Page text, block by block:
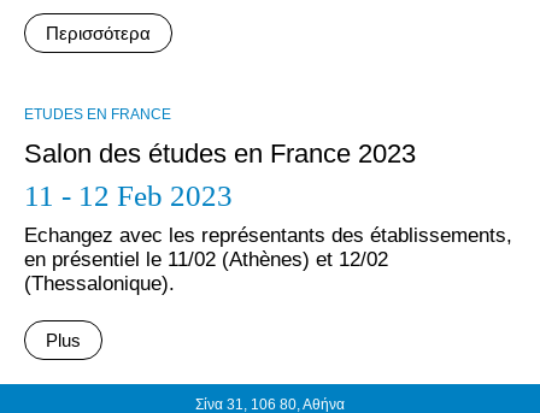
Περισσότερα
ΕTUDES EN FRANCE
Salon des études en France 2023
11 - 12 Feb 2023
Echangez avec les représentants des établissements,
en présentiel le 11/02 (Athènes) et 12/02
(Thessalonique).
Plus
Σίνα 31, 106 80, Αθήνα